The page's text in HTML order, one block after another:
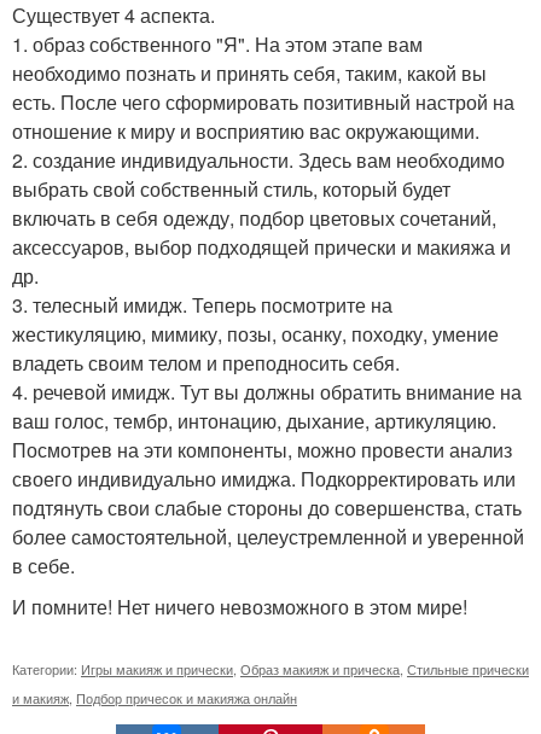
Существует 4 аспекта.
1. образ собственного "Я". На этом этапе вам
необходимо познать и принять себя, таким, какой вы
есть. После чего сформировать позитивный настрой на
отношение к миру и восприятию вас окружающими.
2. создание индивидуальности. Здесь вам необходимо
выбрать свой собственный стиль, который будет
включать в себя одежду, подбор цветовых сочетаний,
аксессуаров, выбор подходящей прически и макияжа и
др.
3. телесный имидж. Теперь посмотрите на
жестикуляцию, мимику, позы, осанку, походку, умение
владеть своим телом и преподносить себя.
4. речевой имидж. Тут вы должны обратить внимание на
ваш голос, тембр, интонацию, дыхание, артикуляцию.
Посмотрев на эти компоненты, можно провести анализ
своего индивидуально имиджа. Подкорректировать или
подтянуть свои слабые стороны до совершенства, стать
более самостоятельной, целеустремленной и уверенной
в себе.
И помните! Нет ничего невозможного в этом мире!
Категории: Игры макияж и прически Образ макияж и прическа Стильные прически
и макияж Подбор причесок и макияжа онлайн